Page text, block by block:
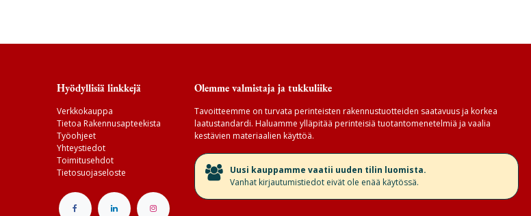
Hyödyllisiä linkkejä
Verkkokauppa
Tietoa Rakennusapteekista
Työohjeet
Yhteystiedot
Toimitusehdot
Tietosuojaseloste
Olemme valmistaja ja tukkuliike
Tavoitteemme on turvata perinteisten rakennustuotteiden saatavuus ja korkea
laatustandardi. Haluamme ylläpitää perinteisiä tuotantomenetelmiä ja vaalia
kestävien materiaalien käyttöä.
​Uusi kauppamme vaatii uuden tilin luomista.
Vanhat kirjautumistiedot eivät ole enää käytössä.